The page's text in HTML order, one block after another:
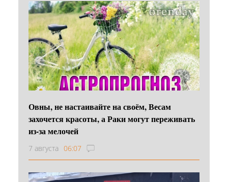
Овны, не настаивайте на своём, Весам
захочется красоты, а Раки могут переживать
из-за мелочей
7 августа 06:07